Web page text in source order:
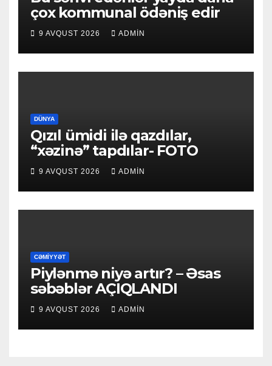
çox kommunal ödəniş edir
9 AVQUST 2026 ADMIN
DÜNYA
Qızıl ümidi ilə qazdılar,
“xəzinə” tapdılar- FOTO
9 AVQUST 2026 ADMIN
CƏMIYYƏT
Piylənmə niyə artır? – Əsas
səbəblər AÇIQLANDI
9 AVQUST 2026 ADMIN